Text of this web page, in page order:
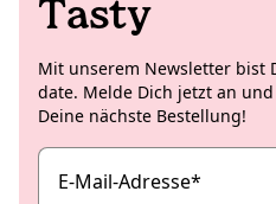
Tasty
Mit unserem Newsletter bist
date. Melde Dich jetzt an
Deine nächste Bestellung!
E-Mail-Adresse*